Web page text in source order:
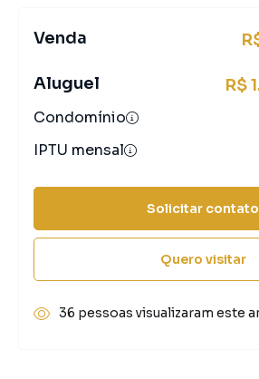
Venda
Aluguel R$
Condomínio
IPTU mensal
Solicitar contato
Quero visitar
36 pessoas visualizaram este